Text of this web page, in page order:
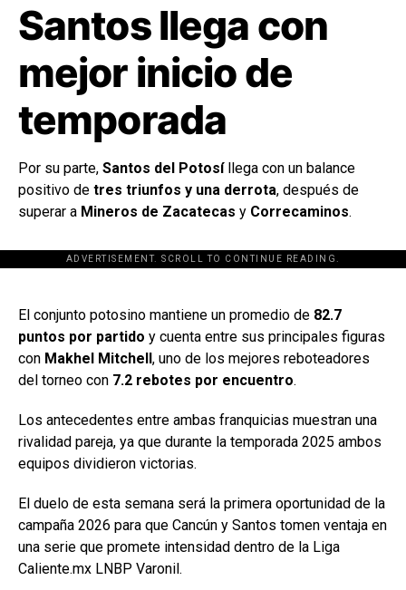
Santos llega con
mejor inicio de
temporada
Por su parte, Santos del Potosíllega con un balance
positivo de tres triunfos y una derrota, después de
superar a Mineros de Zacatecas y Correcaminos.
ADVERTISEMENT. SCROLL TO CONTINUE READING.
[adsforwp id="243463"]
El conjunto potosino mantiene un promedio de 82.7
puntos por partido y cuenta entre sus principales figuras
con Makhel Mitchell , uno de los mejores reboteadores
del torneo con 7.2 rebotes por encuentro.
Los antecedentes entre ambas franquicias muestran una
rivalidad pareja, ya que durante la temporada 2025 ambos
equipos dividieron victorias.
El duelo de esta semana será la primera oportunidad de la
campaña 2026 para que Cancún y Santos tomen ventaja en
una serie que promete intensidad dentro de la Liga
Caliente.mx LNBP Varonil.